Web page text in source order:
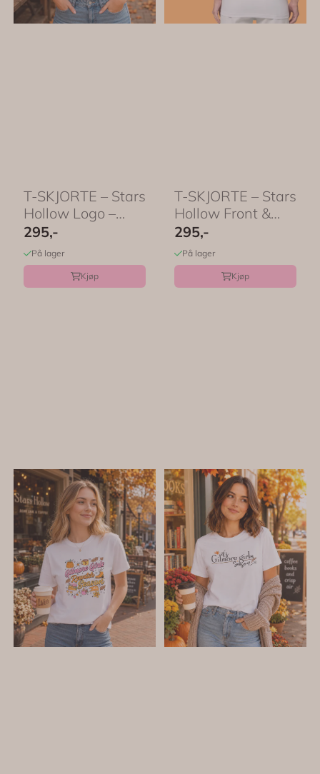
T-SKJORTE – Stars
Hollow Logo –
Festligetrykk
295,-
På lager
Kjøp
T-SKJORTE – Stars
Hollow Front &
Back – ...
295,-
På lager
Kjøp